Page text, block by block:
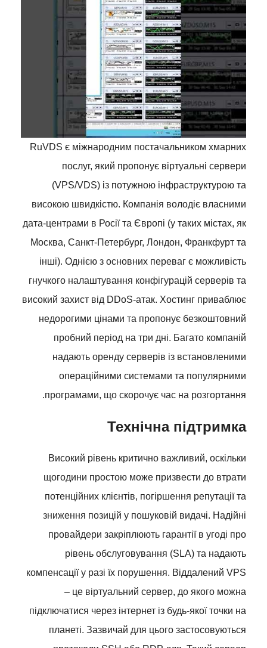
RuVDS є міжнародним постачальником хмарних
послуг, який пропонує віртуальні сервери
(VPS/VDS) із потужною інфраструктурою та
високою швидкістю. Компанія володіє власними
дата-центрами в Росії та Європі (у таких містах, як
Москва, Санкт-Петербург, Лондон, Франкфурт та
інші). Однією з основних переваг є можливість
гнучкого налаштування конфігурацій серверів та
високий захист від DDoS-атак. Хостинг приваблює
недорогими цінами та пропонує безкоштовний
пробний період на три дні. Багато компаній
надають оренду серверів із встановленими
операційними системами та популярними
програмами, що скорочує час на розгортання.
Технічна підтримка
Високий рівень критично важливий, оскільки
щогодини простою може призвести до втрати
потенційних клієнтів, погіршення репутації та
зниження позицій у пошуковій видачі. Надійні
провайдери закріплюють гарантії в угоді про
рівень обслуговування (SLA) та надають
компенсації у разі їх порушення. Віддалений VPS
– це віртуальний сервер, до якого можна
підключатися через інтернет із будь-якої точки на
планеті. Зазвичай для цього застосовуються